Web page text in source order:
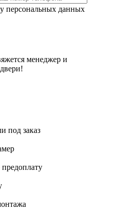
персональных данных
менеджер и
под заказ